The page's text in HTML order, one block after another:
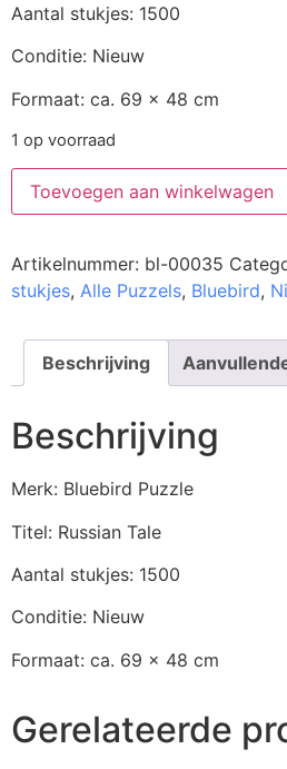
Aantal stukjes: 1500
Conditie: Nieuw
Formaat: ca. 69 x 48 cm
1 op voorraad
Toevoegen aan winkelwagen
Artikelnummer: bl-00035
stukjes, Alle Puzzels, Bluebird,
Beschrijving
Beschrijving
Merk: Bluebird Puzzle
Titel: Russian Tale
Aantal stukjes: 1500
Conditie: Nieuw
Formaat: ca. 69 x 48 cm
Gerelateerde